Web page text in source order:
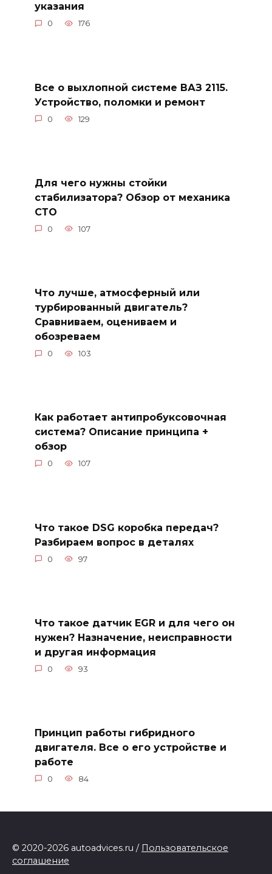
указания
0 176
Все о выхлопной системе ВАЗ 2115.
Устройство, поломки и ремонт
0 129
Для чего нужны стойки
стабилизатора? Обзор от механика
СТО
0 107
Что лучше, атмосферный или
турбированный двигатель?
Сравниваем, оцениваем и
обозреваем
0 103
Как работает антипробуксовочная
система? Описание принципа +
обзор
0 107
Что такое DSG коробка передач?
Разбираем вопрос в деталях
0 97
Что такое датчик EGR и для чего он
нужен? Назначение, неисправности
и другая информация
0 93
Принцип работы гибридного
двигателя. Все о его устройстве и
работе
0 84
© 2020-2026 autoadvices.ru / Пользовательское
соглашение